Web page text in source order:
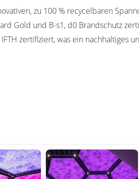
zu 100 % recycelbaren
Gold und B-s1, d0 Brandschutz
zertifiziert, was ein nachhaltiges